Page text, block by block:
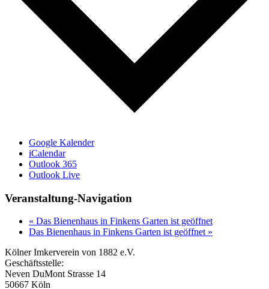
Google Kalender
iCalendar
Outlook 365
Outlook Live
Veranstaltung-Navigation
« Das Bienenhaus in Finkens Garten ist geöffnet
Das Bienenhaus in Finkens Garten ist geöffnet »
Kölner Imkerverein von 1882 e.V.
Geschäftsstelle:
Neven DuMont Strasse 14
50667 Köln